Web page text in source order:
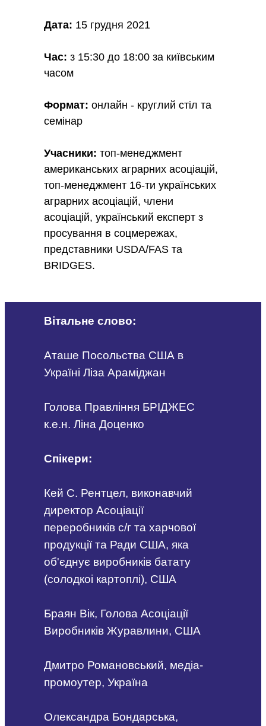
Дата: 15 грудня 2021
Час: з 15:30 до 18:00 за київським
часом
Формат: онлайн - круглий стіл та
семінар
Учасники: топ-менеджмент
американських аграрних асоціацій,
топ-менеджмент 16-ти українських
аграрних асоціацій, члени
асоціацій, український експерт з
просування в соцмережах,
представники USDA/FAS та
BRIDGES.
Вітальне слово:
Аташе Посольства США в
Україні Ліза Араміджан
Голова Правління БРІДЖЕС
к.е.н. Ліна Доценко
Спікери:
Кей С. Рентцел, виконавчий
директор Асоціації
переробників с/г та харчової
продукції та Ради США, яка
об'єднує виробників батату
(солодкоі картоплі), США
Браян Вік, Голова Асоціації
Виробників Журавлини, США
Дмитро Романовський, медіа-
промоутер, Україна
Олександра Бондарська,